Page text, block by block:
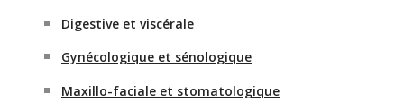
Digestive et viscérale
Gynécologique et sénologique
Maxillo-faciale et stomatologique